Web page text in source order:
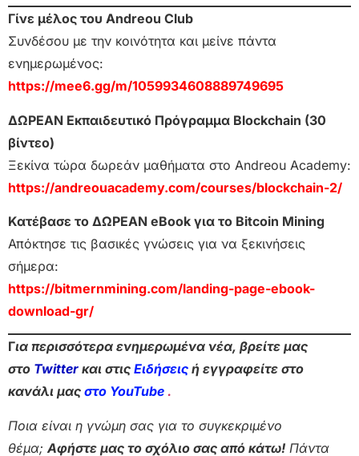
Γίνε μέλος του Andreou Club
Συνδέσου με την κοινότητα και μείνε πάντα
ενημερωμένος:
https://mee6.gg/m/1059934608889749695
ΔΩΡΕΑΝ Εκπαιδευτικό Πρόγραμμα Blockchain (30
βίντεο)
Ξεκίνα τώρα δωρεάν μαθήματα στο Andreou Academy:
https://andreouacademy.com/courses/blockchain-2/
Κατέβασε το ΔΩΡΕΑΝ eBook για το Bitcoin Mining
Απόκτησε τις βασικές γνώσεις για να ξεκινήσεις
σήμερα:
https://bitmernmining.com/landing-page-ebook-
download-gr/
Για περισσότερα ενημερωμένα νέα, βρείτε μας
στο Twitter και στις Ειδήσεις ή εγγραφείτε στο
κανάλι μας στο YouTube .
Ποια είναι η γνώμη σας για το συγκεκριμένο
θέμα; Αφήστε μας το σχόλιο σας από κάτω! Πάντα